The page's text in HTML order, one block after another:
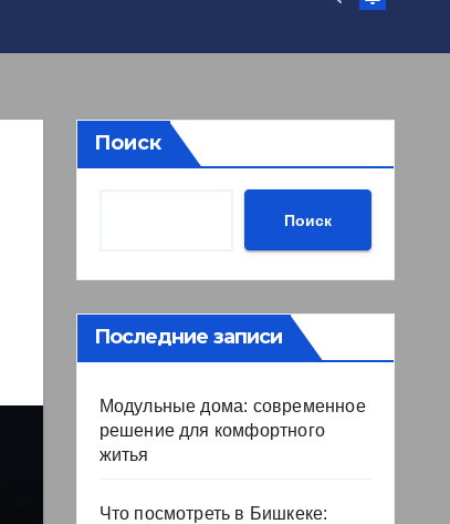
Поиск
Поиск
Последние записи
Модульные дома: современное
решение для комфортного
житья
Что посмотреть в Бишкеке: